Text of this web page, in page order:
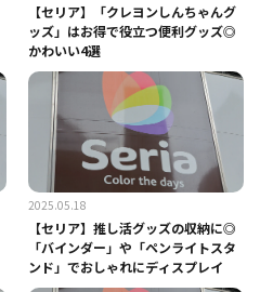
【セリア】「クレヨンしんちゃんグ
ッズ」はお得で役立つ便利グッズ◎
かわいい4選
2025.05.18
【セリア】推し活グッズの収納に◎
「バインダー」や「ペンライトスタ
ンド」でおしゃれにディスプレイ